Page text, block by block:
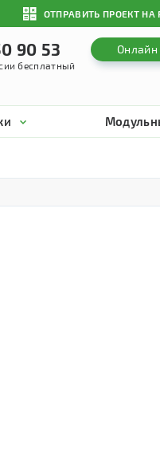
ОТПРАВИТЬ ПРОЕКТ НА
90 53
бесплатный
Онлайн